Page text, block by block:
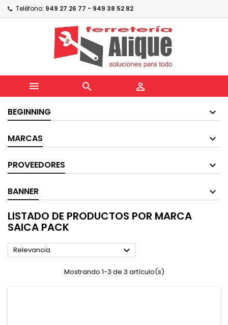
Teléfono: 949 27 26 77 - 949 38 52 82
  
BEGINNING
MARCAS
PROVEEDORES
BANNER
LISTADO DE PRODUCTOS POR MARCA
SAICA PACK
Relevancia 
Mostrando 1-3 de 3 artículo(s)